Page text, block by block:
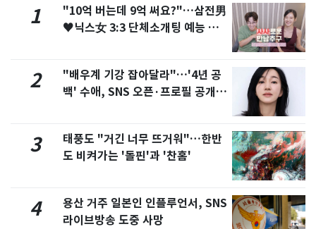
1
"10억 버는데 9억 써요?"…삼전男
♥닉스女 3:3 단체소개팅 예능 화
2
"배우계 기강 잡아달라"…'4년 공
백' 수애, SNS 오픈·프로필 공개
3
태풍도 "거긴 너무 뜨거워"…한반
도 비켜가는 '돌핀'과 '찬홈'
4
용산 거주 일본인 인플루언서, SNS
라이브방송 도중 사망